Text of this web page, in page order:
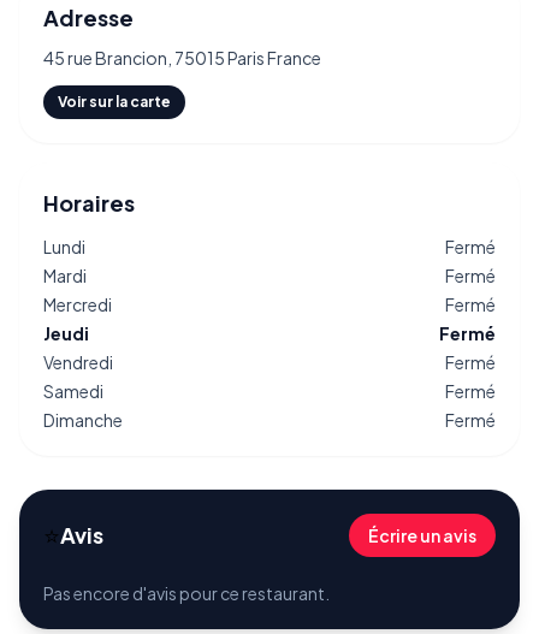
Adresse
45 rue Brancion, 75015 Paris France
Voir sur la carte
Horaires
Lundi
Fermé
Mardi
Fermé
Mercredi
Fermé
Jeudi
Fermé
Vendredi
Fermé
Samedi
Fermé
Dimanche
Fermé
⭐Avis Écrire un avis
Pas encore d'avis pour ce restaurant.